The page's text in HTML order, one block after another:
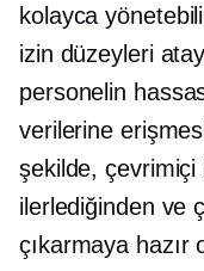
kolayca
izin düzeyleri
personelin
verilerine
şekilde,
ilerlediğinden ve
çıkarmaya hazır